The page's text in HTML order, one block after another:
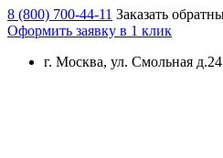
8 (800) 700-44-11 Заказать
Оформить заявку в 1 клик
г. Москва, ул. Смольная д.24